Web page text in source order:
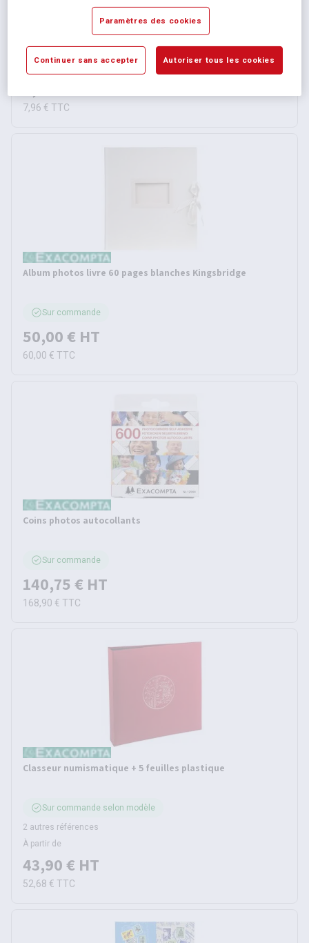
Sur commande selon modèle
3 autres références
7,96 € TTC
Album photos livre 60 pages blanches Kingsbridge
Sur commande
50,00 € HT
60,00 € TTC
Coins photos autocollants
Sur commande
140,75 € HT
168,90 € TTC
Classeur numismatique + 5 feuilles plastique
Sur commande selon modèle
2 autres références
À partir de
43,90 € HT
52,68 € TTC
Paramètres des cookies
Continuer sans accepter Autoriser tous les cookies